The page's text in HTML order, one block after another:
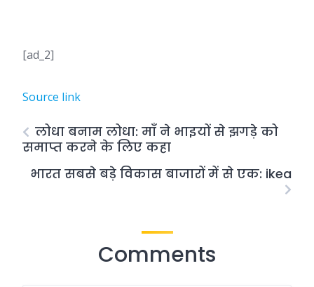
[ad_2]
Source link
लोधा बनाम लोधा: माँ ने भाइयों से झगड़े को
समाप्त करने के लिए कहा
भारत सबसे बड़े विकास बाजारों में से एक: ikea
Comments